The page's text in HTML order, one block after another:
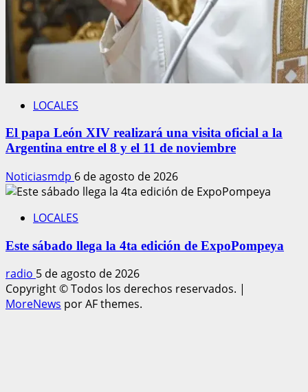
LOCALES
El papa León XIV realizará una visita oficial a la
Argentina entre el 8 y el 11 de noviembre
Noticiasmdp 6 de agosto de 2026
LOCALES
Este sábado llega la 4ta edición de ExpoPompeya
radio 5 de agosto de 2026
Copyright © Todos los derechos reservados. |
MoreNews por AF themes.